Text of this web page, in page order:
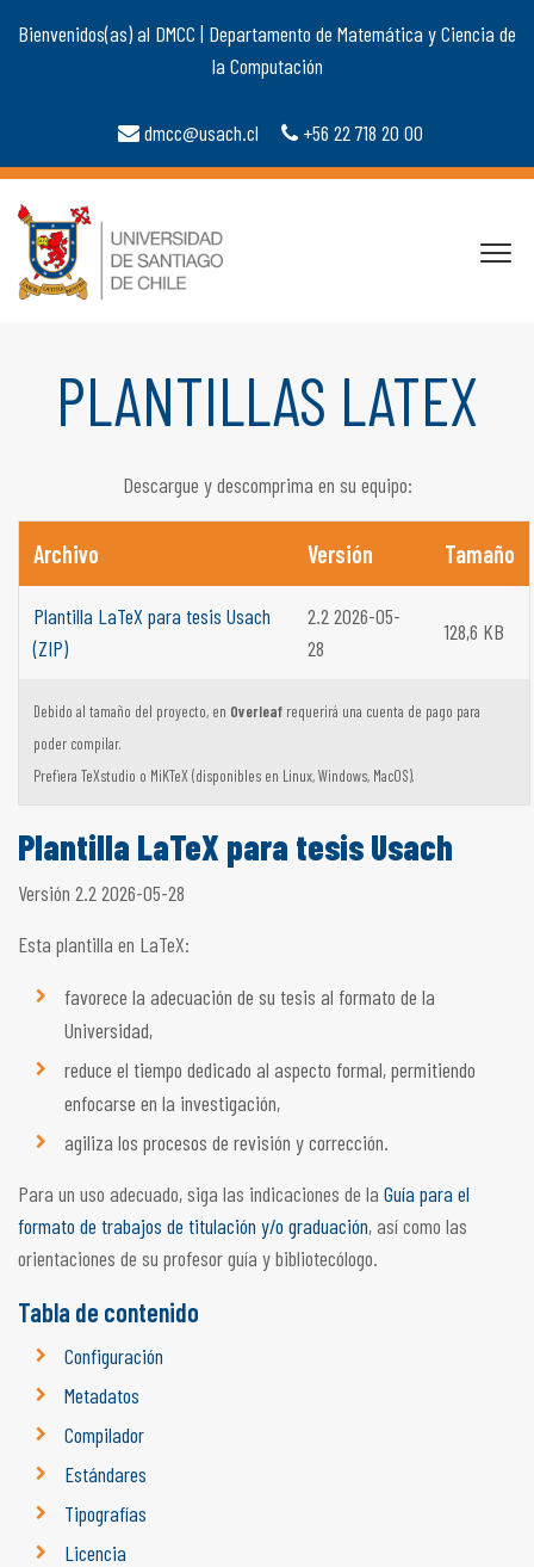
Bienvenidos(as) al DMCC | Departamento de Matemática y Ciencia de
la Computación
dmcc@usach.cl +56 22 718 20 00
PLANTILLAS LATEX
Descargue y descomprima en su equipo:
Archivo Versión Tamaño
Plantilla LaTeX para tesis Usach
(ZIP)
2.2 2026-05-
28
128,6 KB
Debido al tamaño del proyecto, en Overleaf requerirá una cuenta de pago para
poder compilar.
Prefiera TeXstudio o MiKTeX (disponibles en Linux, Windows, MacOS).
Plantilla LaTeX para tesis Usach
Versión 2.2 2026-05-28
Esta plantilla en LaTeX:
favorece la adecuación de su tesis al formato de la
Universidad,
reduce el tiempo dedicado al aspecto formal, permitiendo
enfocarse en la investigación,
agiliza los procesos de revisión y corrección.
Para un uso adecuado, siga las indicaciones de la Guía para el
formato de trabajos de titulación y/o graduación, así como las
orientaciones de su profesor guía y bibliotecólogo.
Tabla de contenido
Configuración
Metadatos
Compilador
Estándares
Tipografías
Licencia